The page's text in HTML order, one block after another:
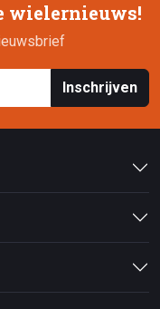
wielernieuws!
Inschrijven